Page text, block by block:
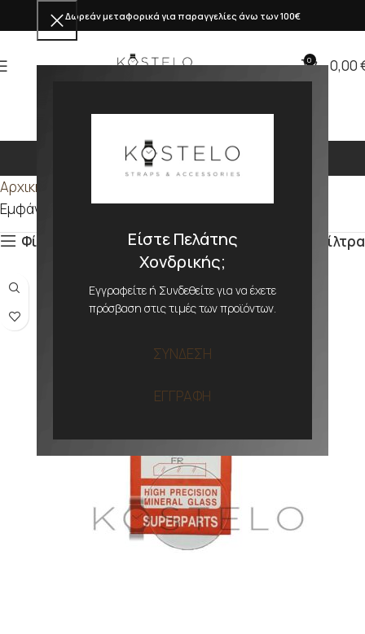
Είστε Πελάτης
Χονδρικής;
Εγγραφείτε ή Συνδεθείτε για να έχετε
πρόσβαση στις τιμές των προϊόντων.
ΣΥΝΔΕΣΗ
ΕΓΓΡΑΦΗ
Δωρεάν μεταφορικά για παραγγελίες άνω των 100€
0 0,00
151mm
Αρχική σελίδα
Εμφάνιση του μοναδικού αποτελέσματος
Φίλτρα
Φίλτρα